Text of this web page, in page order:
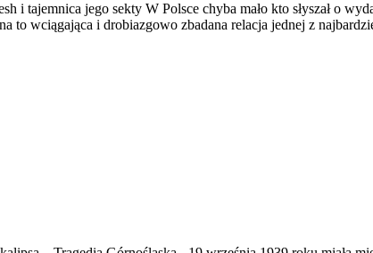
i tajemnica jego sekty W Polsce chyba mało kto słyszał o
to wciągająca i drobiazgowo zbadana relacja jednej z